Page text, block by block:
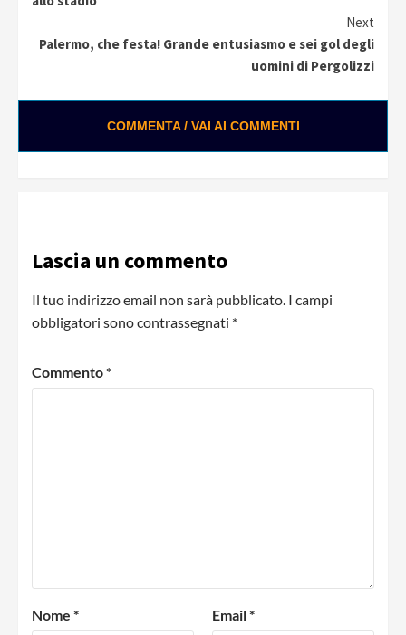
Next
Palermo, che festa! Grande entusiasmo e sei gol degli
uomini di Pergolizzi
COMMENTA / VAI AI COMMENTI
Lascia un commento
Il tuo indirizzo email non sarà pubblicato. I campi
obbligatori sono contrassegnati *
Commento*
Nome * Email*